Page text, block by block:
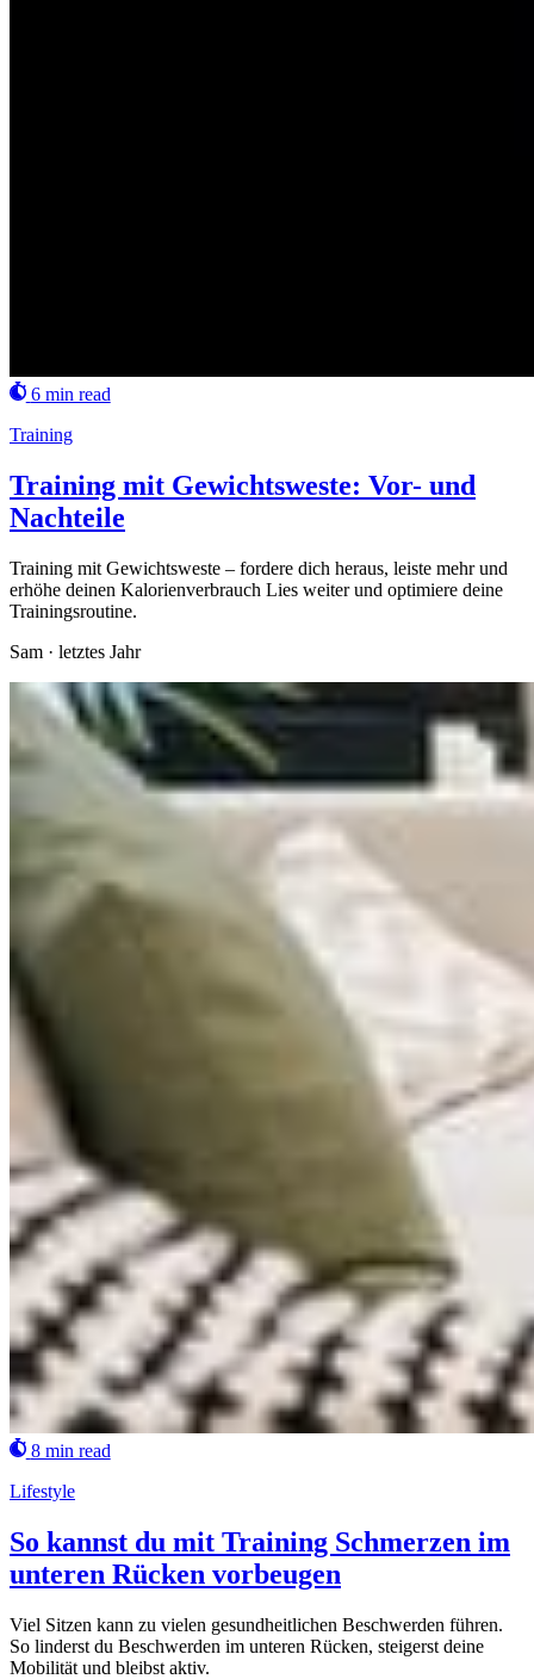
6 min read
Training
Training mit Gewichtsweste: Vor- und
Nachteile
Training mit Gewichtsweste – fordere dich heraus, leiste mehr und
erhöhe deinen Kalorienverbrauch Lies weiter und optimiere deine
Trainingsroutine.
Sam · letztes Jahr
8 min read
Lifestyle
So kannst du mit Training Schmerzen im
unteren Rücken vorbeugen
Viel Sitzen kann zu vielen gesundheitlichen Beschwerden führen.
So linderst du Beschwerden im unteren Rücken, steigerst deine
Mobilität und bleibst aktiv.